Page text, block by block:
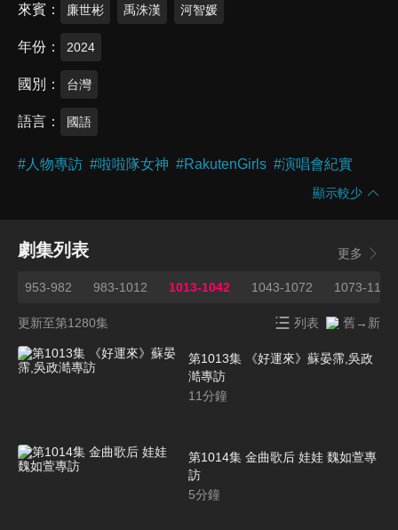
來賓 廉世彬 禹洙漢 河智媛
年份 2024
國別 台灣
語言 國語
# 人物專訪 #啦啦隊女神 #RakutenGirls #演唱會紀實
顯示較少
劇集列表 更多
953-982 983-1012 1013-1042 1043-1072 1073-1102
更新至第1280集 列表 舊→新
第1013集 《好運來》蘇晏霈,吳政
澔專訪
11分鐘
第1014集 金曲歌后 娃娃 魏如萱專
訪
5分鐘